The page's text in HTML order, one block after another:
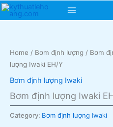
Skip
Main
Home / Bơm định lượng / Bơm
lượng Iwaki EH/Y
Bơm định lượng Iwaki
Bơm định lượng Iwaki
Category: Bơm định lượng Iwaki